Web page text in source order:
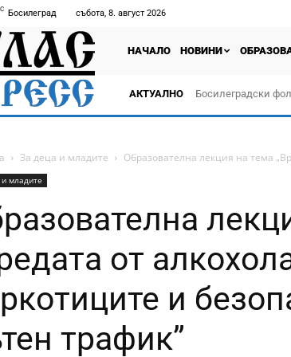
C Босилеград събота, 8. август 2026
НАЧАЛО НОВИНИ
АКТУАЛНО
Босилеградски
творчество
За деца и младите Образователна лекция на тема
младите
от
и
трафик”